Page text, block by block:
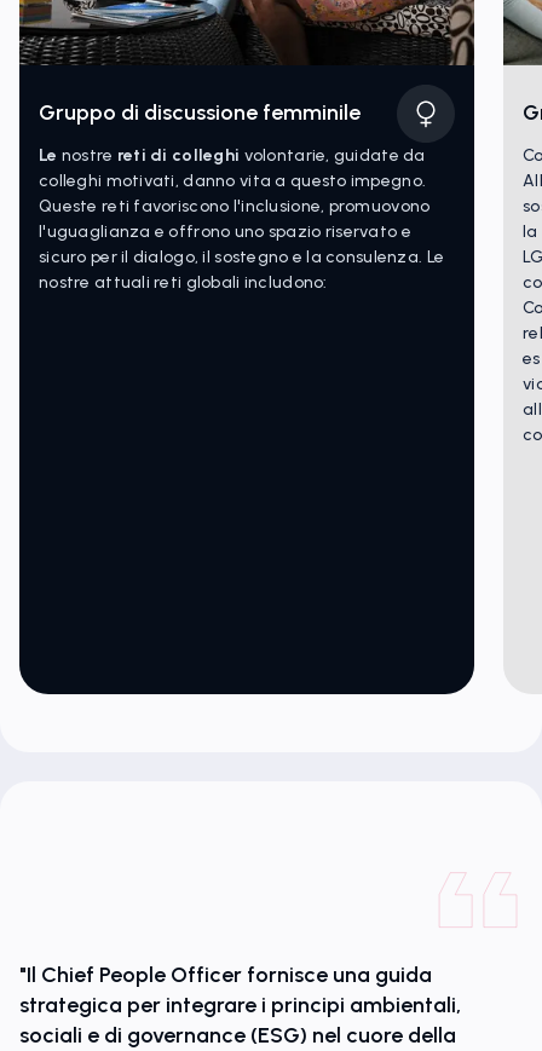
Gruppo di discussione femminile
Le nostre reti di colleghi volontarie, guidate da
colleghi motivati, danno vita a questo impegno.
Queste reti favoriscono l'inclusione, promuovono
l'uguaglianza e offrono uno spazio riservato e
sicuro per il dialogo, il sostegno e la consulenza. Le
nostre attuali reti globali includono:
la
"Il Chief People Officer fornisce una guida
strategica per integrare i principi ambientali,
sociali e di governance (ESG) nel cuore della